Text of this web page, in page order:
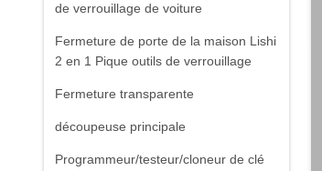
de verrouillage de voiture
Fermeture de porte de la maison Lishi
2 en 1 Pique outils de verrouillage
Fermeture transparente
découpeuse principale
Programmeur/testeur/cloneur de clé